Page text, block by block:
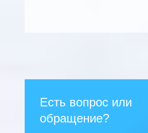
Есть вопрос или
обращение?